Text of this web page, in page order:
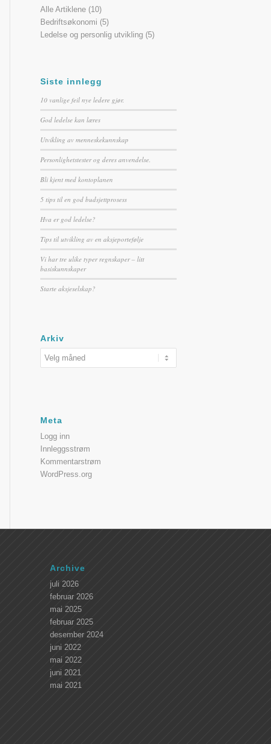
Alle Artiklene(10)
Bedriftsøkonomi (5)
Ledelse og personlig utvikling(5)
Siste innlegg
10 vanlige feil nye ledere gjør.
God ledelse kan læres
Utvikling av menneskekunnskap
Personlighetstester og deres anvendelse.
Bli kjent med kontoplanen
5 tips til en god budsjettprosess
Hva er god ledelse?
Tips til utvikling av en aksjeportefølje
Vi har tre ulike typer regnskaper – litt
basiskunnskaper
Starte aksjeselskap?
Arkiv
Meta
Logg inn
Innleggsstrøm
Kommentarstrøm
WordPress.org
Archive
juli 2026
februar 2026
mai 2025
februar 2025
desember 2024
juni 2022
mai 2022
juni 2021
mai 2021